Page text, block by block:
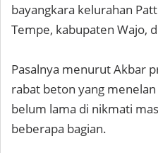
bayangkara kelurahan
Tempe, kabupaten Wajo,
Pasalnya menurut Akbar
rabat beton yang
belum lama di nikmati
beberapa bagian.